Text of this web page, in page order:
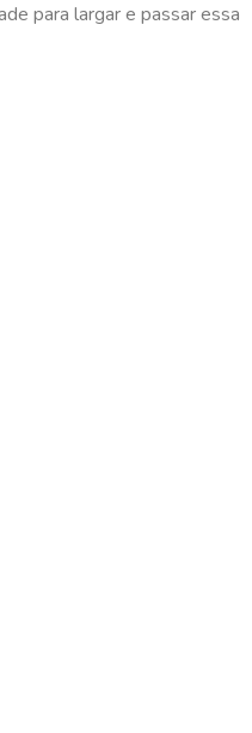
para largar e passar essa